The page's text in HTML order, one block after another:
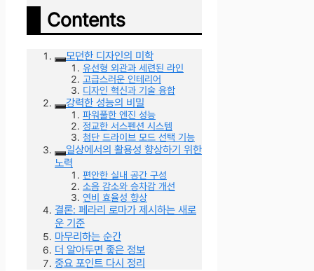
Contents
모던한 디자인의 미학
유선형 외관과 세련된 라인
고급스러운 인테리어
디자인 혁신과 기술 융합
강력한 성능의 비밀
파워풀한 엔진 성능
정교한 서스펜션 시스템
첨단 드라이브 모드 선택 기능
일상에서의 활용성 향상하기 위한
노력
편안한 실내 공간 구성
소음 감소와 승차감 개선
연비 효율성 향상
결론: 페라리 로마가 제시하는 새로
운 기준
마무리하는 순간
더 알아두면 좋은 정보
중요 포인트 다시 정리